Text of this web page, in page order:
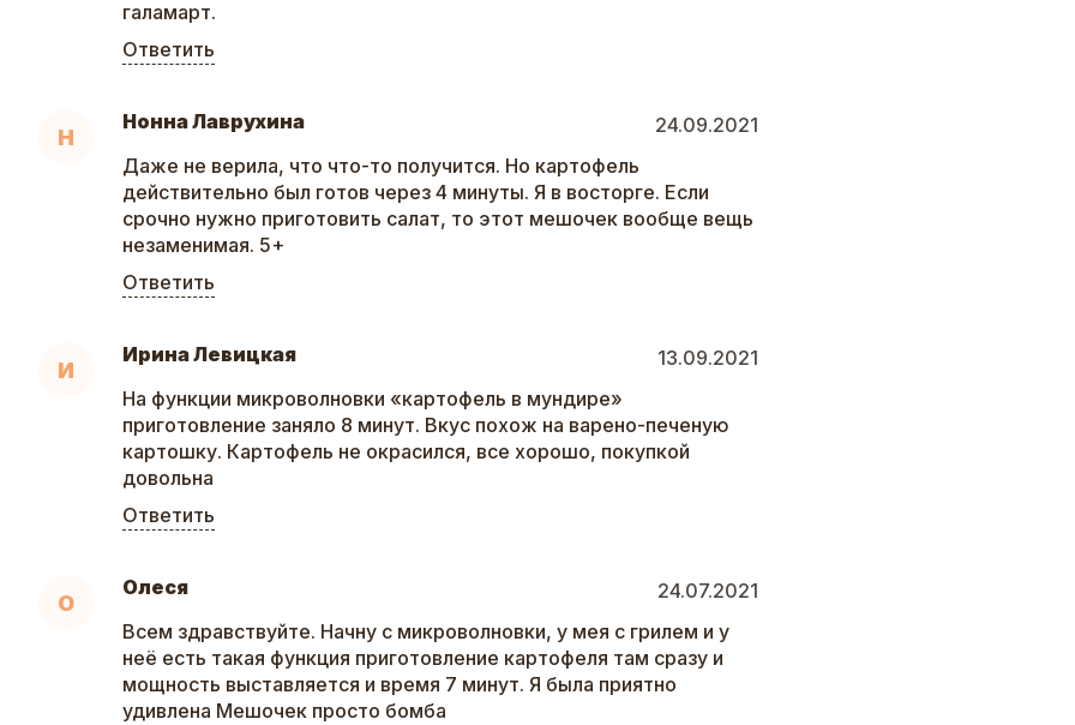
галамарт.
Ответить
Н
Нонна Лаврухина
24.09.2021
Даже не верила, что что-то получится. Но картофель
действительно был готов через 4 минуты. Я в восторге. Если
срочно нужно приготовить салат, то этот мешочек вообще вещь
незаменимая. 5+
Ответить
И
Ирина Левицкая
13.09.2021
На функции микроволновки «картофель в мундире»
приготовление заняло 8 минут. Вкус похож на варено-печеную
картошку. Картофель не окрасился, все хорошо, покупкой
довольна
Ответить
О
Олеся
24.07.2021
Всем здравствуйте. Начну с микроволновки, у мея с грилем и у
неё есть такая функция приготовление картофеля там сразу и
мощность выставляется и время 7 минут. Я была приятно
удивлена Мешочек просто бомба